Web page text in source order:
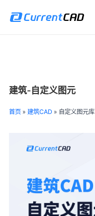
建筑-自定义图元
首页» 建筑CAD» 自定义图元库